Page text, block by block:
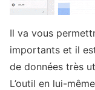
Il va vous
importants et il
de données très
L’outil en lui-